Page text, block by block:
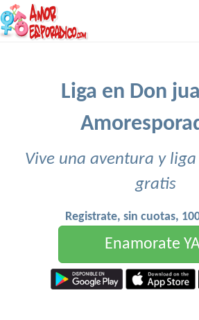
Liga en Don
Vive una aventura y
gratis
Registrate, sin cuotas,
Enamorate